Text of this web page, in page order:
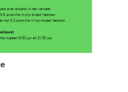
over alcohol in het verkeer
promille in zijn bloed hebben
tot 0,2 promille in hun bloed hebben
tussen 6.00 uur en 21.00 uur